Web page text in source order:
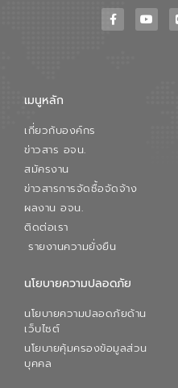
เมนูหลัก
เกี่ยวกับองค์กร
ข่าวสาร อจน.
สมัครงาน
ข่าวสารการจัดซื้อจัดจ้าง
ผลงาน อจน.
ติดต่อเรา
รายงานความยั่งยืน
นโยบายความปลอดภัย
นโยบายความปลอดภัยด้าน
เว็บไซต์
นโยบายคุ้มครองข้อมูลส่วน
บุคคล